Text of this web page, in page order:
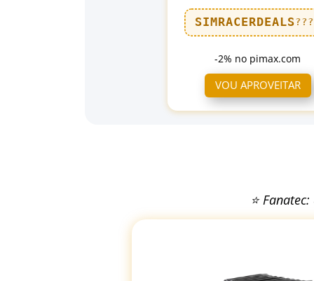
SIMRACERDEALS
-2% no pimax.com
VOU APROVEITAR
⭐